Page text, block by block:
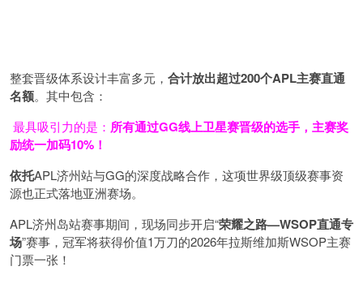
整套晋级体系设计丰富多元， 合计放出超过200个APL主赛直通
名额。其中包含：
最具吸引力的是： 所有通过GG线上卫星赛晋级的选手，主赛奖
励统一加码10% ！
依托APL济州站与GG的深度战略合作，这项世界级顶级赛事资
源也正式落地亚洲赛场。
APL济州岛站赛事期间，现场同步开启“荣耀之路—WSOP直通专
场”赛事，冠军将获得价值1万刀的2026年拉斯维加斯WSOP主赛
门票一张！